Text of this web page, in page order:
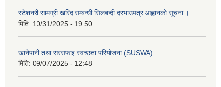
स्टेशनरी सामग्री खरिद सम्बन्धी सिलबन्दी दरभाउपत्र आह्वानको सूचना ।
मिति: 10/31/2025 - 19:50
खानेपानी तथा सरसफाइ स्वच्छता परियोजना (SUSWA)
मिति: 09/07/2025 - 12:48